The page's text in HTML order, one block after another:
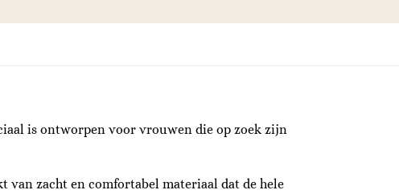
is ontworpen voor vrouwen die op zoek zijn
van zacht en comfortabel materiaal dat de hele